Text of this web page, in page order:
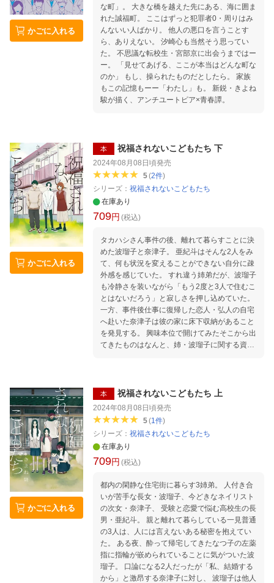
かごに入れる
な町」。 大きな橋を越えた先にある、海に囲ま
れた誠福町。 ここはずっと犯罪者0・周りはみ
んないい人ばかり。 他人の悪口を言うことす
ら、ありえない。 汐崎心も当然そう思ってい
た。 不思議な転校生・宮部京に出会うまではー
ー。 「見せてあげる、ここが本当はどんな町な
のか」 もし、操られたものだとしたら。 家族
もこの記憶もーー「わたし」も。 新鋭・きよね
駿が描く、アンチユートピア×青春譚。
かごに入れる
本 祝福されないこどもたち 下
2024年08月08日頃発売
5(2件)
シリーズ： 祝福されないこどもたち
在庫あり
709円 (税込)
タカハシさん事件の後、離れて暮らすことに決
めた波瑠子と奈津子。 亜紀斗はそんな2人をみ
て、何も状況を変えることができない自分に疎
外感を感じていた。 すれ違う姉弟だが、波瑠子
も冷静さを装いながら「もう2度と3人で住むこ
とはないだろう」と寂しさを押し込めていた。
一方、事件後仕事に復帰した恋人・弘人の自宅
へ赴いた奈津子は彼の家に床下収納があること
を発見する。 興味本位で開けてみたそこから出
てきたものはなんと、姉・波瑠子に関する資料
かごに入れる
本 祝福されないこどもたち 上
2024年08月08日頃発売
5(1件)
シリーズ： 祝福されないこどもたち
在庫あり
709円 (税込)
都内の閑静な住宅街に暮らす3姉弟。 人付き合
いが苦手な長女・波瑠子、今どきなネイリスト
の次女・奈津子、 受験と恋愛で悩む高校生の長
男・亜紀斗。 親と離れて暮らしている一見普通
の3人は、人には言えないある秘密を抱えてい
た。 ある夜、酔って帰宅してきたなつ子の左薬
指に指輪が嵌められていることに気がついた波
瑠子。 口論になる2人だったが「私、結婚する
から」と激昂する奈津子に対し、 波瑠子は他人